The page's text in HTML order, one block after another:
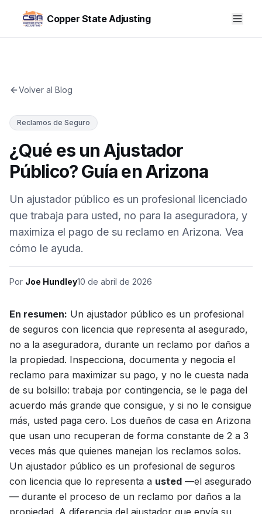
Copper State Adjusting
Volver al Blog
Reclamos de Seguro
¿Qué es un Ajustador
Público? Guía en Arizona
Un ajustador público es un profesional licenciado
que trabaja para usted, no para la aseguradora, y
maximiza el pago de su reclamo en Arizona. Vea
cómo le ayuda.
Por Joe Hundley10 de abril de 2026
En resumen: Un ajustador público es un profesional
de seguros con licencia que representa al asegurado,
no a la aseguradora, durante un reclamo por daños a
la propiedad. Inspecciona, documenta y negocia el
reclamo para maximizar su pago, y no le cuesta nada
de su bolsillo: trabaja por contingencia, se le paga del
acuerdo más grande que consigue, y si no le consigue
más, usted paga cero. Los dueños de casa en Arizona
que usan uno recuperan de forma constante de 2 a 3
veces más que quienes manejan los reclamos solos.
Un ajustador público es un profesional de seguros
con licencia que lo representa a usted —el asegurado
— durante el proceso de un reclamo por daños a la
propiedad. A diferencia del ajustador que envía su